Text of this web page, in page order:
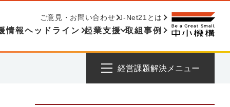
情報ヘッドライン 起業支援 取組事例
ご意見・お問い合わせ J-Net21とは
経営課題解決メニュー